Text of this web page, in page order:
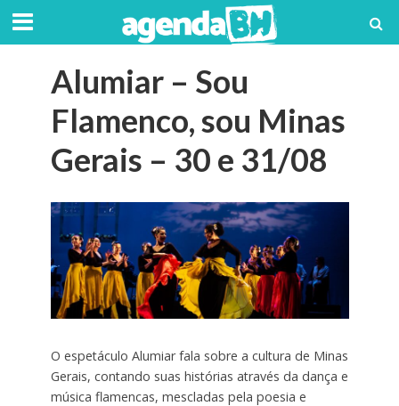
Alumiar – Sou
Flamenco, sou Minas
Gerais – 30 e 31/08
O espetáculo Alumiar fala sobre a cultura de Minas
Gerais, contando suas histórias através da dança e
música flamencas, mescladas pela poesia e